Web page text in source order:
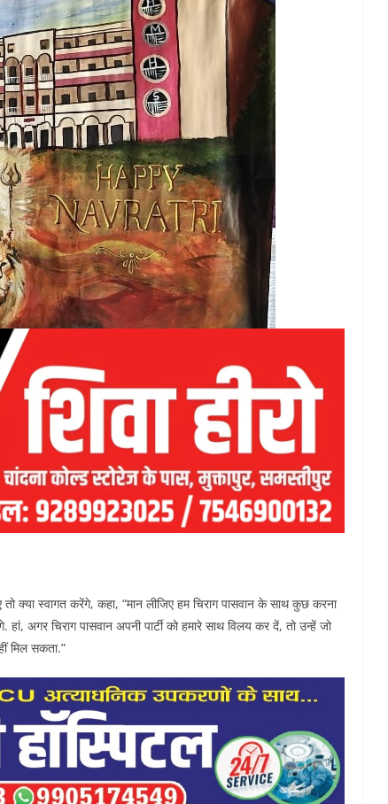
क्या स्वागत करेंगे, कहा, “मान लीजिए हम चिराग पासवान के साथ कुछ करना
अगर चिराग पासवान अपनी पार्टी को हमारे साथ विलय कर दें, तो उन्हें जो
मिल सकता.”